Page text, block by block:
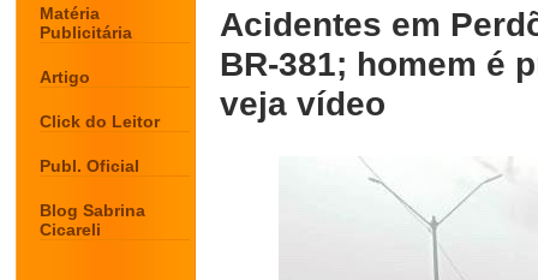
Matéria
Publicitária
Artigo
Click do Leitor
Publ. Oficial
Blog Sabrina
Cicareli
Acidentes em
BR-381; homem é
veja vídeo